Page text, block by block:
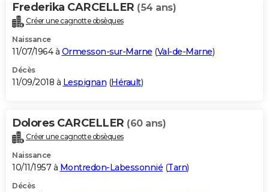
Frederika CARCELLER (54 ans)
Créer une cagnotte obsèques
Naissance
11/07/1964 à Ormesson-sur-Marne (Val-de-Marne)
Décès
11/09/2018 à Lespignan (Hérault)
Dolores CARCELLER (60 ans)
Créer une cagnotte obsèques
Naissance
10/11/1957 à Montredon-Labessonnié (Tarn)
Décès